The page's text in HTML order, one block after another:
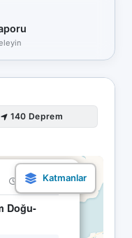
140 Deprem
20.05 09:56
Doğu-
×